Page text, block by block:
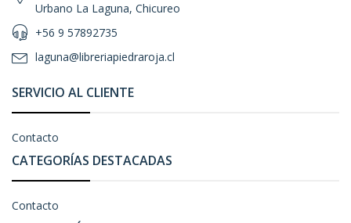
Urbano La Laguna, Chicureo
+56 9 57892735
laguna@libreriapiedraroja.cl
SERVICIO AL CLIENTE
Contacto
CATEGORÍAS DESTACADAS
Contacto